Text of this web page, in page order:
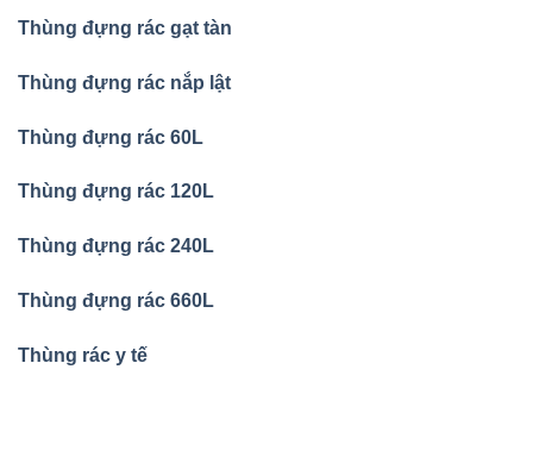
Thùng đựng rác gạt tàn
Thùng đựng rác nắp lật
Thùng đựng rác 60L
Thùng đựng rác 120L
Thùng đựng rác 240L
Thùng đựng rác 660L
Thùng rác y tế